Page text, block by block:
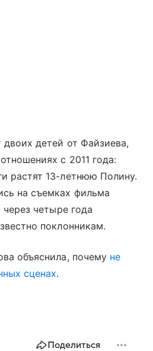
детей от Файзиева,
с 2011 года:
растят 13-летнюю Полину.
на съемках фильма
через четыре года
поклонникам.
объяснила, почему не
сценах.
Поделиться